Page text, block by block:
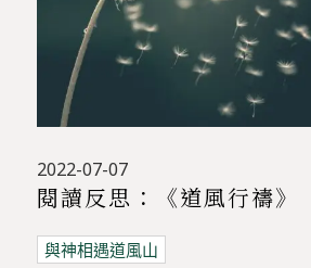
2022-07-07
閱讀反思：《道風行禱》
與神相遇道風山